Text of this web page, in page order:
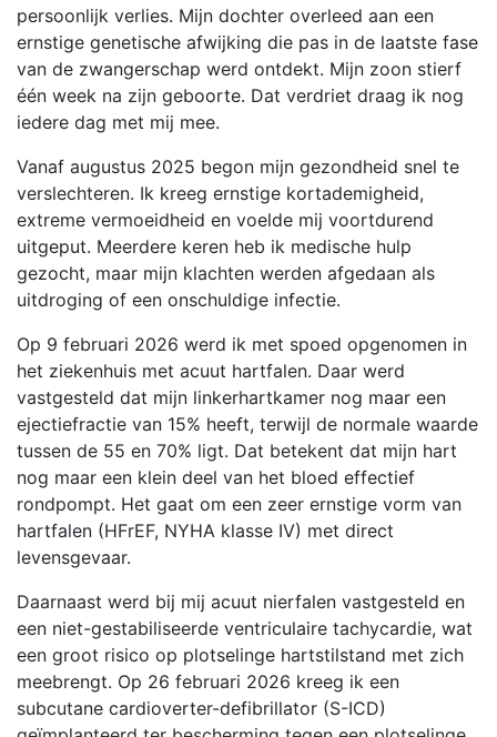
persoonlijk verlies. Mijn dochter overleed aan een
ernstige genetische afwijking die pas in de laatste fase
van de zwangerschap werd ontdekt. Mijn zoon stierf
één week na zijn geboorte. Dat verdriet draag ik nog
iedere dag met mij mee.
Vanaf augustus 2025 begon mijn gezondheid snel te
verslechteren. Ik kreeg ernstige kortademigheid,
extreme vermoeidheid en voelde mij voortdurend
uitgeput. Meerdere keren heb ik medische hulp
gezocht, maar mijn klachten werden afgedaan als
uitdroging of een onschuldige infectie.
Op 9 februari 2026 werd ik met spoed opgenomen in
het ziekenhuis met acuut hartfalen. Daar werd
vastgesteld dat mijn linkerhartkamer nog maar een
ejectiefractie van 15% heeft, terwijl de normale waarde
tussen de 55 en 70% ligt. Dat betekent dat mijn hart
nog maar een klein deel van het bloed effectief
rondpompt. Het gaat om een zeer ernstige vorm van
hartfalen (HFrEF, NYHA klasse IV) met direct
levensgevaar.
Daarnaast werd bij mij acuut nierfalen vastgesteld en
een niet-gestabiliseerde ventriculaire tachycardie, wat
een groot risico op plotselinge hartstilstand met zich
meebrengt. Op 26 februari 2026 kreeg ik een
subcutane cardioverter-defibrillator (S-ICD)